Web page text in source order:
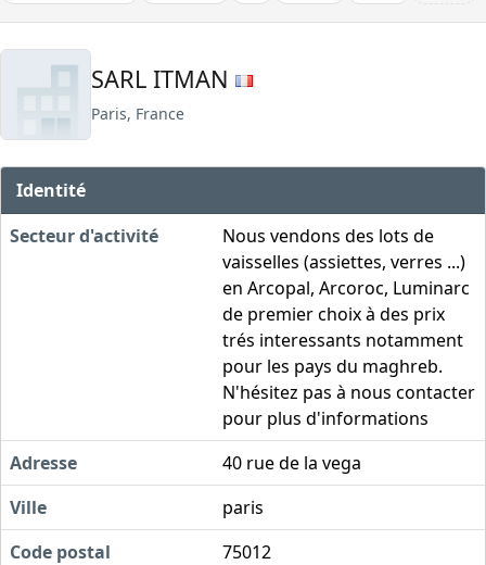
SARL ITMAN
Paris, France
Identité
Secteur d'activité
Nous vendons des lots de
vaisselles (assiettes, verres ...)
en Arcopal, Arcoroc, Luminarc
de premier choix à des prix
trés interessants notamment
pour les pays du maghreb.
N'hésitez pas à nous contacter
pour plus d'informations
Adresse
40 rue de la vega
Ville
paris
Code postal
75012